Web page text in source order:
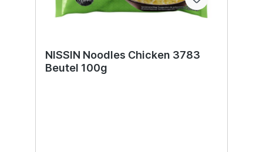
NISSIN Noodles Chicken 3783
Beutel 100g